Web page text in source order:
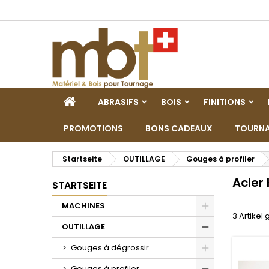
STARTSEITE
ABRASIFS BOIS FINITIONS
PROMOTIONS BONS CADEAUX
Startseite OUTILLAGE Gouges à profiler
STARTSEITE
MACHINES
Toggle
OUTILLAGE
Gouges à dégrossir
Toggle
Acier
3 Artikel